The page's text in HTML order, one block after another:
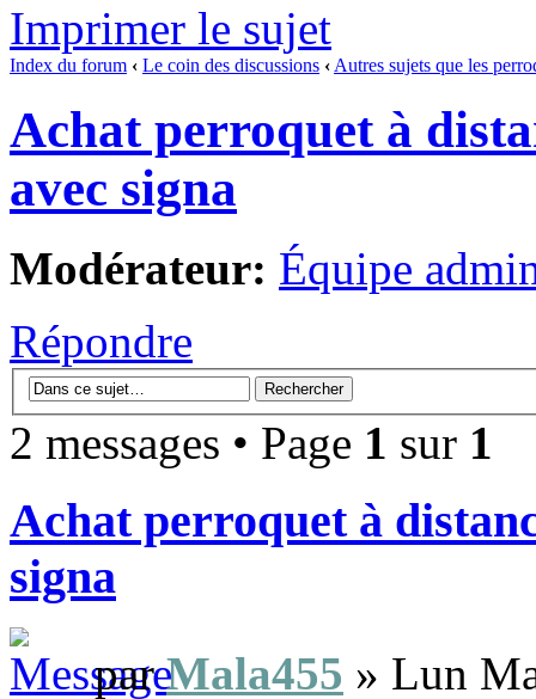
Imprimer le sujet
Index du forum ‹ Le coin des discussions ‹ Autres sujets que les
Achat perroquet à
avec signa
Modérateur: Équipe
Répondre
2 messages • Page 1 sur 1
Achat perroquet à
signa
parMala455 » Lun